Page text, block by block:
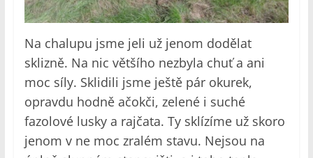
Na chalupu jsme jeli už jenom dodělat
sklizně. Na nic většího nezbyla chuť a ani
moc síly. Sklidili jsme ještě pár okurek,
opravdu hodně ačokči, zelené i suché
fazolové lusky a rajčata. Ty sklízíme už skoro
jenom v ne moc zralém stavu. Nejsou na